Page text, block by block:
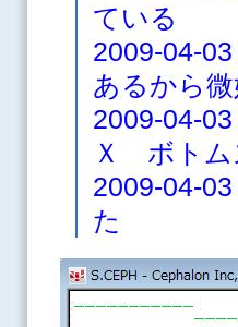
ている
2009-04-
あるから
2009-04-
Ｘ ボトム
2009-04-
た